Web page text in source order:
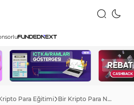
Para Eğitimi Bir Kripto Para Nedir? [Merkeziyetsiz & Güvenli P2P Finansal İşlemler]